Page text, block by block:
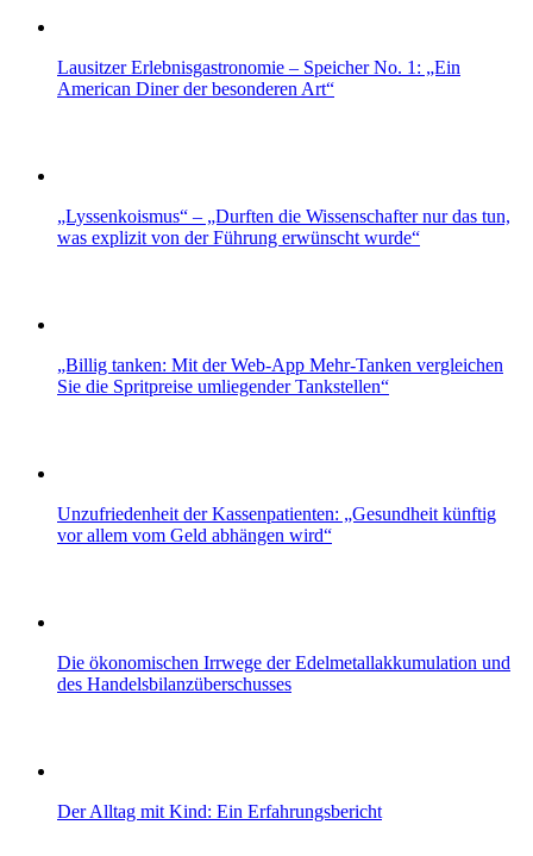
Lausitzer Erlebnisgastronomie – Speicher No. 1: „Ein
American Diner der besonderen Art“
„Lyssenkoismus“ – „Durften die Wissenschafter nur das tun,
was explizit von der Führung erwünscht wurde“
„Billig tanken: Mit der Web-App Mehr-Tanken vergleichen
Sie die Spritpreise umliegender Tankstellen“
Unzufriedenheit der Kassenpatienten: „Gesundheit künftig
vor allem vom Geld abhängen wird“
Die ökonomischen Irrwege der Edelmetallakkumulation und
des Handelsbilanzüberschusses
Der Alltag mit Kind: Ein Erfahrungsbericht